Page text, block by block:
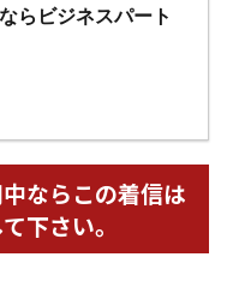
らビジネスパート
ならこの着信は
下さい。